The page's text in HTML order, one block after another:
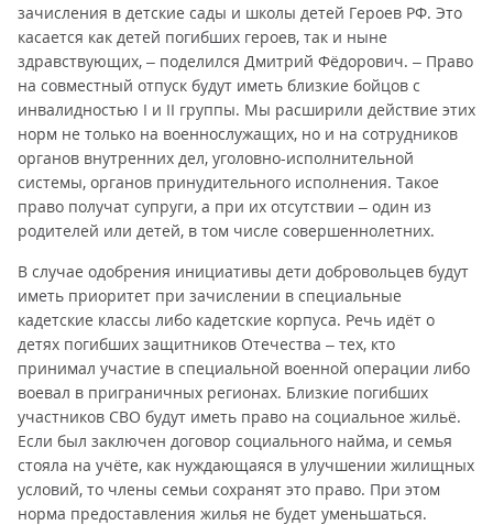
зачисления в детские сады и школы детей Героев РФ. Это
касается как детей погибших героев, так и ныне
здравствующих, – поделился Дмитрий Фёдорович. – Право
на совместный отпуск будут иметь близкие бойцов с
инвалидностью I и II группы. Мы расширили действие этих
норм не только на военнослужащих, но и на сотрудников
органов внутренних дел, уголовно-исполнительной
системы, органов принудительного исполнения. Такое
право получат супруги, а при их отсутствии – один из
родителей или детей, в том числе совершеннолетних.
В случае одобрения инициативы дети добровольцев будут
иметь приоритет при зачислении в специальные
кадетские классы либо кадетские корпуса. Речь идёт о
детях погибших защитников Отечества – тех, кто
принимал участие в специальной военной операции либо
воевал в приграничных регионах. Близкие погибших
участников СВО будут иметь право на социальное жильё.
Если был заключен договор социального найма, и семья
стояла на учёте, как нуждающаяся в улучшении жилищных
условий, то члены семьи сохранят это право. При этом
норма предоставления жилья не будет уменьшаться.